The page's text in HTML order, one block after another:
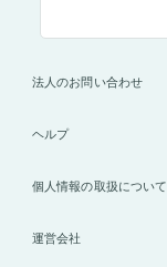
法人のお問い合わせ
ヘルプ
個人情報の取扱について
運営会社